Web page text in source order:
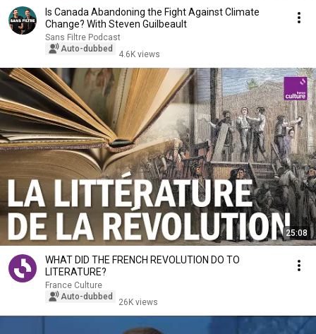
Is Canada Abandoning the Fight Against Climate
Change? With Steven Guilbeault
Sans Filtre Podcast
Auto-dubbed
4.6K views
25:08
WHAT DID THE FRENCH REVOLUTION DO TO
LITERATURE?
France Culture
Auto-dubbed
26K views